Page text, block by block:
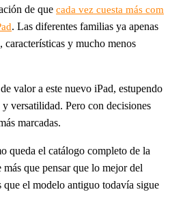
de que cada vez cuesta más com
. Las diferentes familias ya apenas
y mucho menos
valor a este nuevo iPad, estupendo
versatilidad. Pero con decisiones
marcadas.
queda el catálogo completo de la
que pensar que lo mejor del
el modelo antiguo todavía sigue